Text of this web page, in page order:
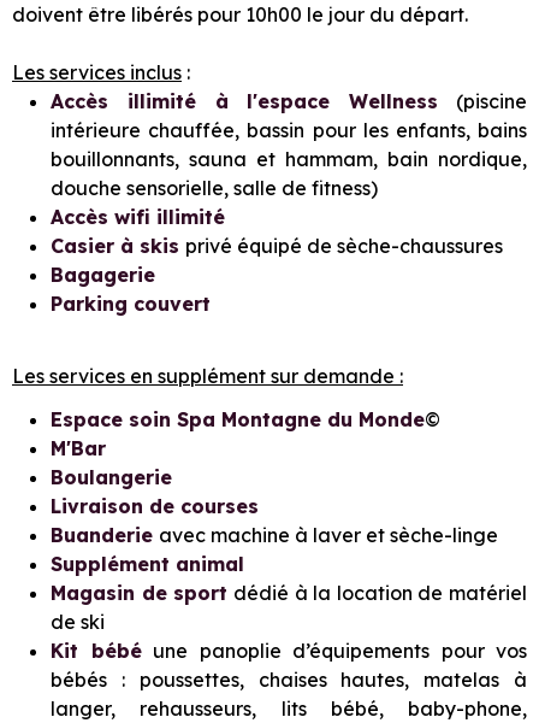
doivent être libérés pour 10h00 le jour du départ.
Les services inclus :
Accès illimité à l'espace Wellness (piscine
intérieure chauffée, bassin pour les enfants, bains
bouillonnants, sauna et hammam, bain nordique,
douche sensorielle, salle de fitness)
Accès wifi illimité
Casier à skis privé équipé de sèche-chaussures
Bagagerie
Parking couvert
Les services en supplément sur demande :
Espace soin Spa Montagne du Monde©
M'Bar
Boulangerie
Livraison de courses
Buanderie avec machine à laver et sèche-linge
Supplément animal
Magasin de sport dédié à la location de matériel
de ski
Kit bébéune panoplie d’équipements pour vos
bébés : poussettes, chaises hautes, matelas à
langer, rehausseurs, lits bébé, baby-phone,